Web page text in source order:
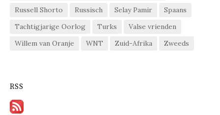
Russell Shorto
Russisch Selay Pamir
Spaans
Tachtigjarige Oorlog
Turks
Valse vrienden
Willem van Oranje
WNT Zuid-Afrika Zweeds
RSS